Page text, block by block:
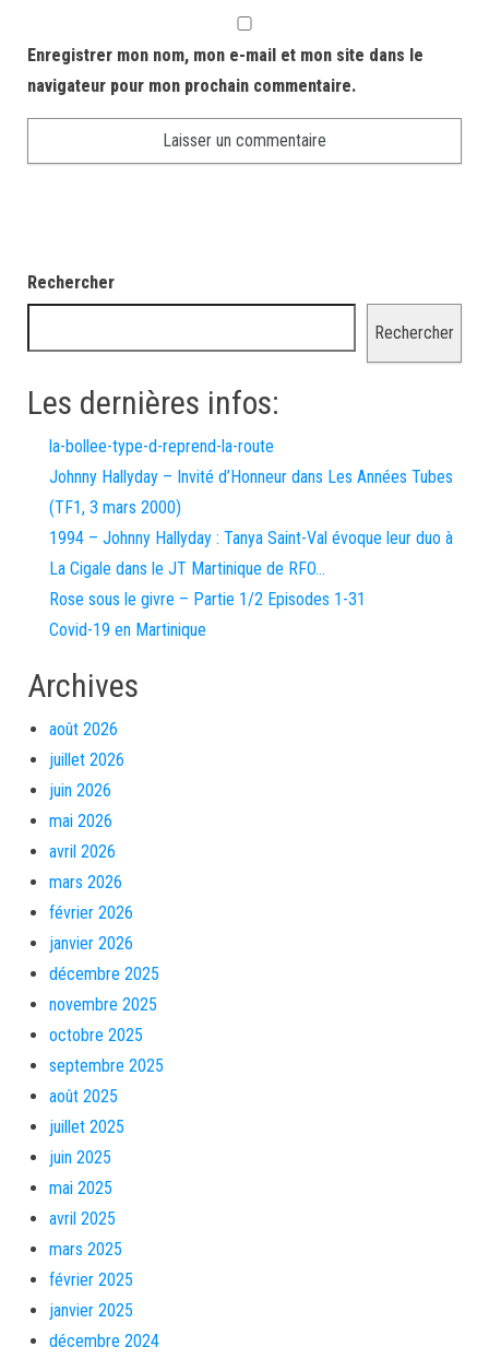
Enregistrer mon nom, mon e-mail et mon site dans le
navigateur pour mon prochain commentaire.
Rechercher
Rechercher
Les dernières infos:
la-bollee-type-d-reprend-la-route
Johnny Hallyday – Invité d’Honneur dans Les Années Tubes
(TF1, 3 mars 2000)
1994 – Johnny Hallyday : Tanya Saint-Val évoque leur duo à
La Cigale dans le JT Martinique de RFO…
Rose sous le givre – Partie 1/2 Episodes 1-31
Covid-19 en Martinique
Archives
août 2026
juillet 2026
juin 2026
mai 2026
avril 2026
mars 2026
février 2026
janvier 2026
décembre 2025
novembre 2025
octobre 2025
septembre 2025
août 2025
juillet 2025
juin 2025
mai 2025
avril 2025
mars 2025
février 2025
janvier 2025
décembre 2024